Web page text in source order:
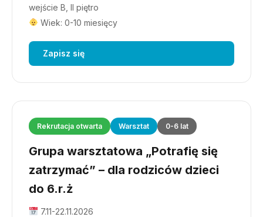
wejście B, II piętro
Wiek: 0-10 miesięcy
Zapisz się
Rekrutacja otwarta Warsztat 0-6 lat
Grupa warsztatowa „Potrafię się
zatrzymać” – dla rodziców dzieci
do 6.r.ż
7.11-22.11.2026